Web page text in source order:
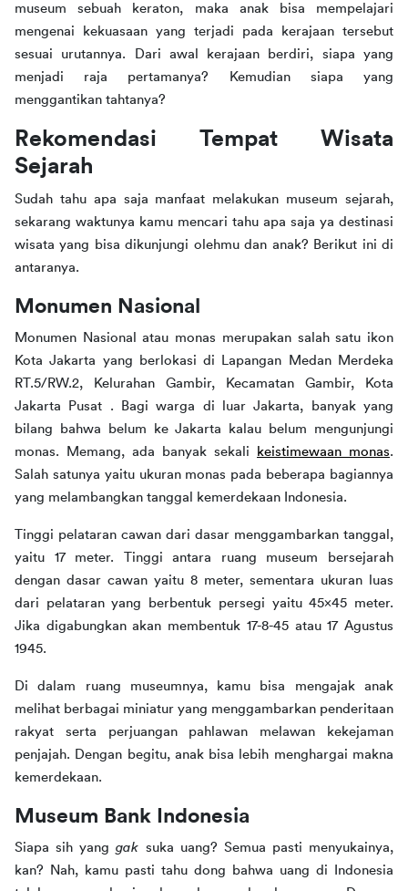
museum sebuah keraton, maka anak bisa mempelajari
mengenai kekuasaan yang terjadi pada kerajaan tersebut
sesuai urutannya. Dari awal kerajaan berdiri, siapa yang
menjadi raja pertamanya? Kemudian siapa yang
menggantikan tahtanya?
Rekomendasi Tempat Wisata
Sejarah
Sudah tahu apa saja manfaat melakukan museum sejarah,
sekarang waktunya kamu mencari tahu apa saja ya destinasi
wisata yang bisa dikunjungi olehmu dan anak? Berikut ini di
antaranya.
Monumen Nasional
Monumen Nasional atau monas merupakan salah satu ikon
Kota Jakarta yang berlokasi di Lapangan Medan Merdeka
RT.5/RW.2, Kelurahan Gambir, Kecamatan Gambir, Kota
Jakarta Pusat . Bagi warga di luar Jakarta, banyak yang
bilang bahwa belum ke Jakarta kalau belum mengunjungi
monas. Memang, ada banyak sekali
keistimewaan monas.
Salah satunya yaitu ukuran monas pada beberapa bagiannya
yang melambangkan tanggal kemerdekaan Indonesia.
Tinggi pelataran cawan dari dasar menggambarkan tanggal,
yaitu 17 meter. Tinggi antara ruang museum bersejarah
dengan dasar cawan yaitu 8 meter, sementara ukuran luas
dari pelataran yang berbentuk persegi yaitu 45x45 meter.
Jika digabungkan akan membentuk 17-8-45 atau 17 Agustus
1945.
Di dalam ruang museumnya, kamu bisa mengajak anak
melihat berbagai miniatur yang menggambarkan penderitaan
rakyat serta perjuangan pahlawan melawan kekejaman
penjajah. Dengan begitu, anak bisa lebih menghargai makna
kemerdekaan.
Museum Bank Indonesia
Siapa sih yang gak suka uang? Semua pasti menyukainya,
kan? Nah, kamu pasti tahu dong bahwa uang di Indonesia